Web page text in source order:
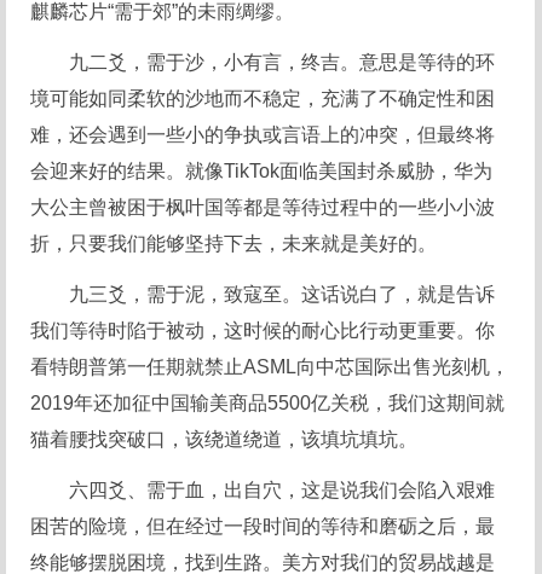
麒麟芯片“需于郊”的未雨绸缪。
九二爻，需于沙，小有言，终吉。意思是等待的环
境可能如同柔软的沙地而不稳定，充满了不确定性和困
难，还会遇到一些小的争执或言语上的冲突，但最终将
会迎来好的结果。就像TikTok面临美国封杀威胁，华为
大公主曾被困于枫叶国等都是等待过程中的一些小小波
折，只要我们能够坚持下去，未来就是美好的。
九三爻，需于泥，致寇至。这话说白了，就是告诉
我们等待时陷于被动，这时候的耐心比行动更重要。你
看特朗普第一任期就禁止ASML向中芯国际出售光刻机，
2019年还加征中国输美商品5500亿关税，我们这期间就
猫着腰找突破口，该绕道绕道，该填坑填坑。
六四爻、需于血，出自穴，这是说我们会陷入艰难
困苦的险境，但在经过一段时间的等待和磨砺之后，最
终能够摆脱困境，找到生路。美方对我们的贸易战越是